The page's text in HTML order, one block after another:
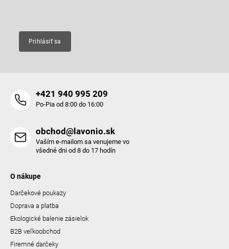
Prihlásiť sa
+421 940 995 209
Po-Pia od 8:00 do 16:00
obchod@lavonio.sk
Vaším e-mailom sa venujeme vo
všedné dni od 8 do 17 hodín
O nákupe
Darčekové poukazy
Doprava a platba
Ekologické balenie zásielok
B2B veľkoobchod
Firemné darčeky